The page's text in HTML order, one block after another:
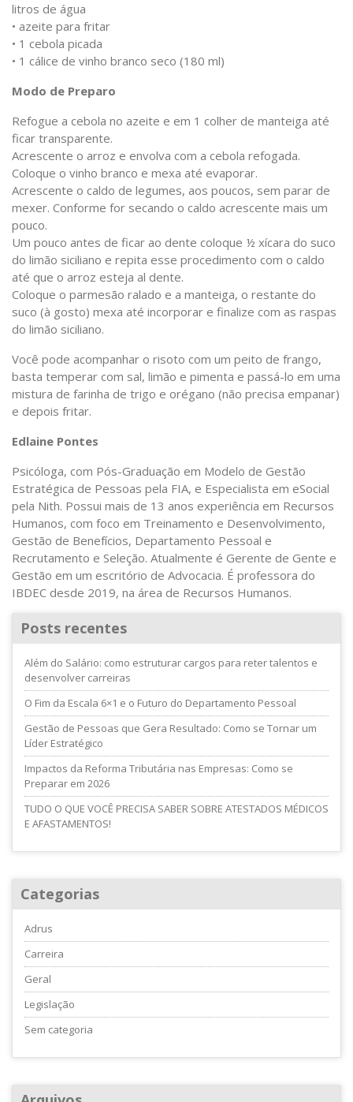
litros de água
• azeite para fritar
• 1 cebola picada
• 1 cálice de vinho branco seco (180 ml)
Modo de Preparo
Refogue a cebola no azeite e em 1 colher de manteiga até
ficar transparente.
Acrescente o arroz e envolva com a cebola refogada.
Coloque o vinho branco e mexa até evaporar.
Acrescente o caldo de legumes, aos poucos, sem parar de
mexer. Conforme for secando o caldo acrescente mais um
pouco.
Um pouco antes de ficar ao dente coloque ½ xícara do suco
do limão siciliano e repita esse procedimento com o caldo
até que o arroz esteja al dente.
Coloque o parmesão ralado e a manteiga, o restante do
suco (à gosto) mexa até incorporar e finalize com as raspas
do limão siciliano.
Você pode acompanhar o risoto com um peito de frango,
basta temperar com sal, limão e pimenta e passá-lo em uma
mistura de farinha de trigo e orégano (não precisa empanar)
e depois fritar.
Edlaine Pontes
Psicóloga, com Pós-Graduação em Modelo de Gestão
Estratégica de Pessoas pela FIA, e Especialista em eSocial
pela Nith. Possui mais de 13 anos experiência em Recursos
Humanos, com foco em Treinamento e Desenvolvimento,
Gestão de Benefícios, Departamento Pessoal e
Recrutamento e Seleção. Atualmente é Gerente de Gente e
Gestão em um escritório de Advocacia. É professora do
IBDEC desde 2019, na área de Recursos Humanos.
Posts recentes
Além do Salário: como estruturar cargos para reter talentos e
desenvolver carreiras
O Fim da Escala 6×1 e o Futuro do Departamento Pessoal
Gestão de Pessoas que Gera Resultado: Como se Tornar um
Líder Estratégico
Impactos da Reforma Tributária nas Empresas: Como se
Preparar em 2026
TUDO O QUE VOCÊ PRECISA SABER SOBRE ATESTADOS MÉDICOS
E AFASTAMENTOS!
Categorias
Adrus
Carreira
Geral
Legislação
Sem categoria